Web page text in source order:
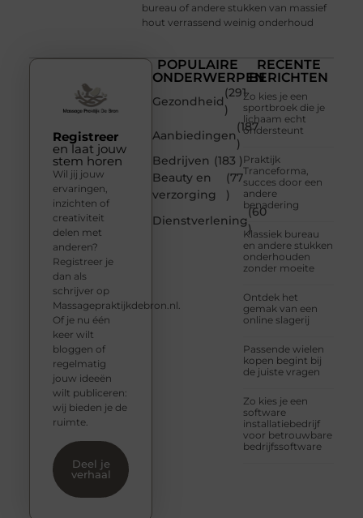
bureau of andere stukken van massief
hout verrassend weinig onderhoud
POPULAIRE
ONDERWERPEN
Gezondheid
(291
)
Aanbiedingen
(187
)
Bedrijven (183 )
Beauty en
verzorging
(77
)
Dienstverlening
(60
)
RECENTE
BERICHTEN
Zo kies je een
sportbroek die je
lichaam echt
ondersteunt
Praktijk
Tranceforma,
succes door een
andere
benadering
Klassiek bureau
en andere stukken
onderhouden
zonder moeite
Ontdek het
gemak van een
online slagerij
Passende wielen
kopen begint bij
de juiste vragen
Zo kies je een
software
installatiebedrijf
voor betrouwbare
bedrijfssoftware
Registreer
en laat jouw
stem horen
Wil jij jouw
ervaringen,
inzichten of
creativiteit
delen met
anderen?
Registreer je
dan als
schrijver op
Massagepraktijkdebron.nl.
Of je nu één
keer wilt
bloggen of
regelmatig
jouw ideeën
wilt publiceren:
wij bieden je de
ruimte.
Deel je
verhaal